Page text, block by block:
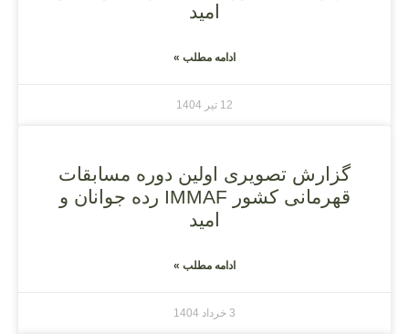
امید
ادامه مطلب »
12 تیر 1404
گزارش تصویری اولین دوره مسابقات
قهرمانی کشور IMMAF رده جوانان و
امید
ادامه مطلب »
3 خرداد 1404